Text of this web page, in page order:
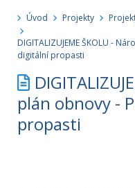
Úvod Projekty
DIGITALIZUJEME ŠKOLU -
digitální propasti
plán obnovy -
propasti